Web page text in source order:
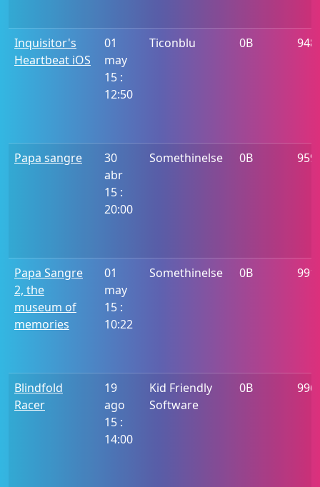
Inquisitor's
Heartbeat iOS
01
may
15 :
12:50
Ticonblu 0B 948
Papa sangre
30
abr
15 :
20:00
Somethinelse 0B 959
Papa Sangre
2, the
museum of
memories
01
may
15 :
10:22
Somethinelse 0B 991
Blindfold
Racer
19
ago
15 :
14:00
Kid Friendly
Software
0B 996